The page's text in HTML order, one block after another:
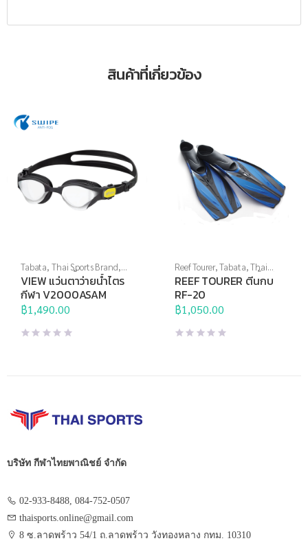
สินค้าที่เกี่ยวข้อง
Tabata, Thai Sports Brand,
View,กีฬาทางน้ำ,แว่นตาว่าย
น้ำ,แว่นตาว่ายน้ำแข่งขัน
VIEW แว่นตาว่ายน้ำไตร
กีฬา V2000ASAM
฿1,490.00
Reef Tourer,Tabata,Thai
Sports Brand,กีฬาทางน้ำ, ตีน
กบ,อุปกรณ์ดำน้ำ
REEF TOURER ตีนกบ
RF-20
฿1,050.00
บริษัท กีฬาไทยพาณิชย์ จำกัด
02-933-8488, 084-752-0507
thaisports.online@gmail.com
8 ซ.ลาดพร้าว 54/1 ถ.ลาดพร้าว วังทองหลาง กทม. 10310